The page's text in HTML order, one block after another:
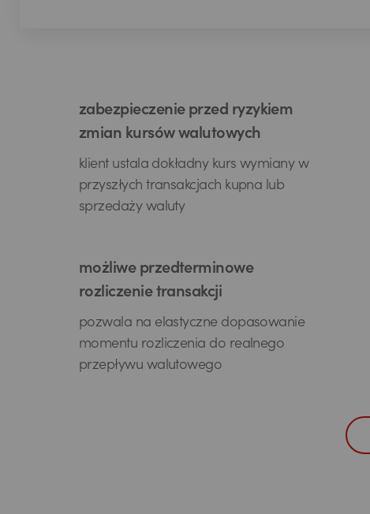
zabezpieczenie przed ryzykiem
zmian kursów walutowych
klient ustala dokładny kurs wymiany w
przyszłych transakcjach kupna lub
sprzedaży waluty
możliwe przedterminowe
rozliczenie transakcji
pozwala na elastyczne dopasowanie
momentu rozliczenia do realnego
przepływu walutowego